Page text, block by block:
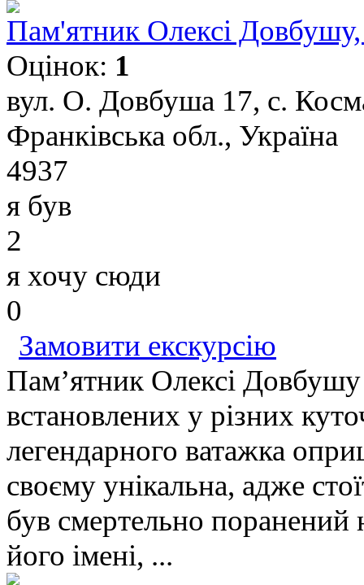
Пам'ятник Олексі
Оцінок: 1
вул. О. Довбуша 17, с.
Франківська обл., Україна
4937
я був
2
я хочу сюди
0
Замовити екскурсію
Пам’ятник Олексі Довбушу
встановлених у різних
легендарного ватажка
своєму унікальна, адже
був смертельно
його імені, ...